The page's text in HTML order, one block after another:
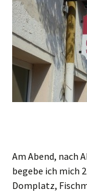
Am Abend, nach
begebe ich mich
Domplatz,